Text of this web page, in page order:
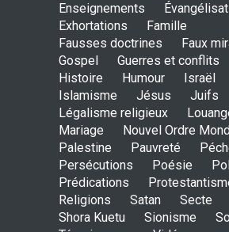
Ein
Dokimos n°2
ENSEIGNEMENTS
3. April 2014 00:00
Der
kulissen- die
Dokimos n°2
ENSEIGNEMENTS
2. April 2014 00:00
Enseignements
Exhortations
Famille
Fausses doctrines
Faux
Gospel
Guerres et conflits
Histoire
Humour
Israël
Islamisme
Jésus Juifs
Légalisme religieux
Mariage
Nouvel Ordre
Palestine
Pauvreté
Persécutions
Poésie
Prédications
Religions
Satan
Secte
Shora Kuetu
Sionisme